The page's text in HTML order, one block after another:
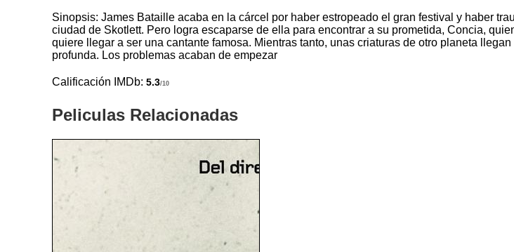
Sinopsis: James Bataille acaba en la cárcel por haber estropeado el gran festival y haber
ciudad de Skotlett. Pero logra escaparse de ella para encontrar a su prometida, Concia,
quiere llegar a ser una cantante famosa. Mientras tanto, unas criaturas de otro planeta
profunda. Los problemas acaban de empezar
Calificación IMDb:5.3/10
Peliculas Relacionadas